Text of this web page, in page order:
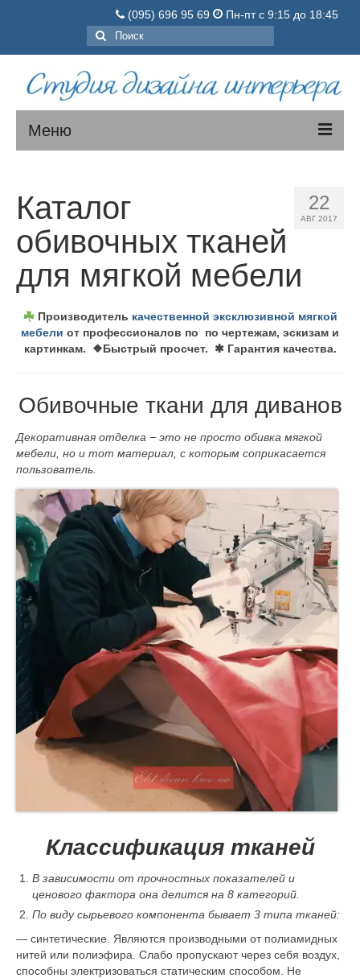
(095) 696 95 69
Пн-пт с 9:15 до 18:45
Меню
КОРПУСНАЯ МЕБЕЛЬ
О нас
Порядок заказа
Вопросы-ответы
22
АВГ 2017
Каталог
обивочных тканей
для мягкой мебели
Производитель качественной эксклюзивной мягкой
мебели от профессионалов по по чертежам, эскизам и
картинкам. ❖Быстрый просчет. ✱ Гарантия качества.
Обивочные ткани для диванов
Декоративная отделка − это не просто обивка мягкой
мебели , но и тот материал, с которым соприкасается
пользователь.
Классификация тканей
В зависимости от прочностных показателей и
ценового фактора она делится на 8 категорий.
По виду сырьевого компонента бывает 3 типа тканей:
— синтетические. Являются производными от полиамидных
нитей или полиэфира. Слабо пропускают через себя воздух,
способны электризоваться статическим способом. Не